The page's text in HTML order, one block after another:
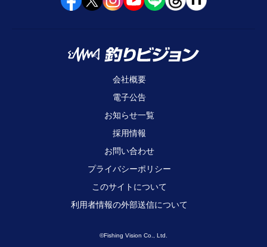
会社概要
電子公告
お知らせ一覧
採用情報
お問い合わせ
プライバシーポリシー
このサイトについて
利用者情報の外部送信について
©Fishing Vision Co., Ltd.